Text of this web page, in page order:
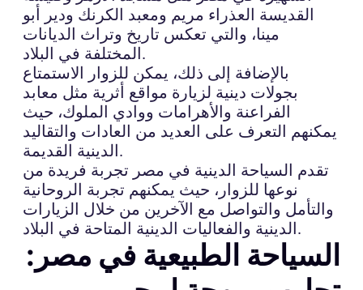
القديسة العذراء مريم ومعبد الكرنك ودير أبو
مينا، والتي تعكس تاريخ وتراث الديانات
المختلفة في البلاد.
بالإضافة إلى ذلك، يمكن للزوار الاستمتاع
بجولات دينية لزيارة مواقع أثرية مثل معابد
الفراعنة والأهرامات ووادي الملوك، حيث
يمكنهم التعرف على العديد من العادات والتقاليد
الدينية القديمة.
تقدم السياحة الدينية في مصر تجربة فريدة من
نوعها للزوار، حيث يمكنهم تجربة الروحانية
والتأمل والتواصل مع الآخرين من خلال الزيارات
الدينية والفعاليات الدينية المتاحة في البلاد.
السياحة الطبيعية في مصر: